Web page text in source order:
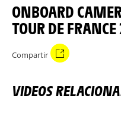
ONBOARD CAMERA DEL DÍA - ETAPA 3 -
TOUR DE
Compartir
VIDEOS